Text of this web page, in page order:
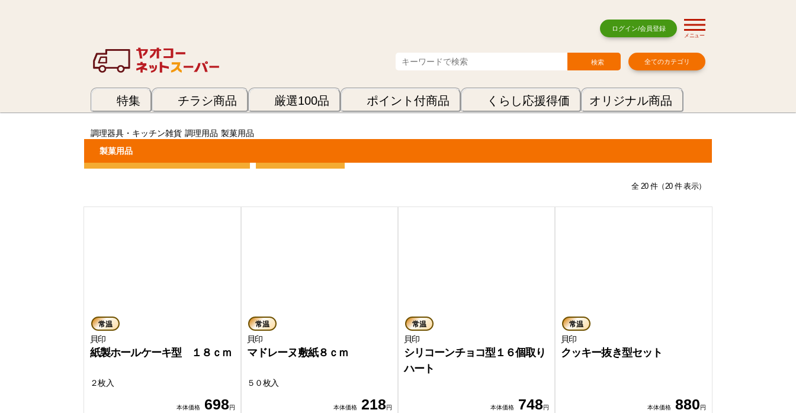
ログイン/会員登録
メニュー
全てのカテゴリ
特集 チラシ商品 厳選100品 ポイント付商品 くらし応援得価 オリジナル商品
調理器具・キッチン雑貨 調理用品 製菓用品
カテゴリーで絞り込む
製菓用品
全 20 件（20 件 表示）
常温
貝印
紙製ホールケーキ型 １８ｃｍ
２枚入
本体価格 698円
常温
貝印
マドレーヌ敷紙８ｃｍ
５０枚入
本体価格 218円
常温
貝印
シリコーンチョコ型１６個取り
ハート
本体価格 748円
常温
貝印
クッキー抜き型セット
本体価格 880円